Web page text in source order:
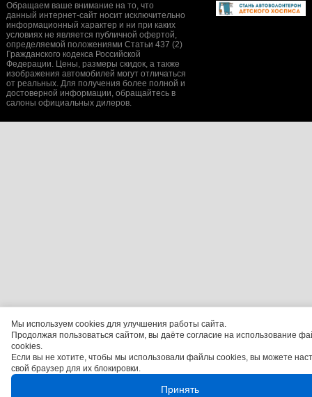
Мы используем cookies для улучшения работы сайта.
Продолжая пользоваться сайтом, вы даёте согласие на использование
cookies.
Если вы не хотите, чтобы мы использовали файлы cookies, вы можете
свой браузер для их блокировки.
Принять
Обращаем ваше внимание на то, что
данный интернет-сайт носит исключительно
информационный характер и ни при каких
условиях не является публичной офертой,
определяемой положениями Статьи 437 (2)
Гражданского кодекса Российской
Федерации. Цены, размеры скидок, а также
изображения автомобилей могут отличаться
от реальных. Для получения более полной и
достоверной информации, обращайтесь в
салоны официальных дилеров.